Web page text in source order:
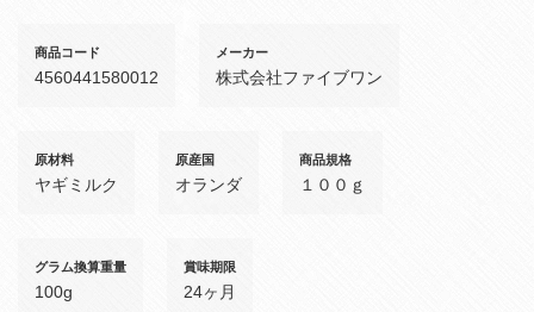
商品コード
4560441580012
メーカー
株式会社ファイブワン
原材料
ヤギミルク
原産国
オランダ
商品規格
１００ｇ
グラム換算重量
100g
賞味期限
24ヶ月